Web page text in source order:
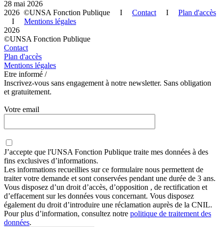
28 mai 2026
2026 ©UNSA Fonction Publique I Contact I Plan d'accès
I Mentions légales
2026
©UNSA Fonction Publique
Contact
Plan d'accès
Mentions légales
Etre informé /
Inscrivez-vous sans engagement à notre newsletter. Sans obligation
et gratuitement.
Votre email
J’accepte que l'UNSA Fonction Publique traite mes données à des
fins exclusives d’informations.
Les informations recueillies sur ce formulaire nous permettent de
traiter votre demande et sont conservées pendant une durée de 3 ans.
Vous disposez d’un droit d’accès, d’opposition , de rectification et
d’effacement sur les données vous concernant. Vous disposez
également du droit d’introduire une réclamation auprès de la CNIL.
Pour plus d’information, consultez notre politique de traitement des
données.